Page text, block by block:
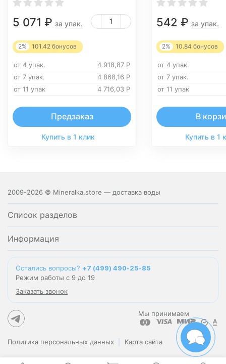
5 071 ₽ за упак.
2% 101.42 бонусов
от 4 упак. 4 918,87 Р
от 7 упак.
4 868,16 Р
от 11 упак
4 716,03 Р
Предзаказ
Купить в 1 клик
542 ₽ за упак.
2% 10.84 бонусов
от 4 упак.
от 7 упак.
от 11 упак
В
Купить в 1
2009-2026 © Mineralka.store — доставка воды
Список разделов
Информация
Остались вопросы? +7 (499) 490-25-85
Режим работы с 9 до 19
Заказать звонок
Мы принимаем
Политика персональных данных Карта сайта